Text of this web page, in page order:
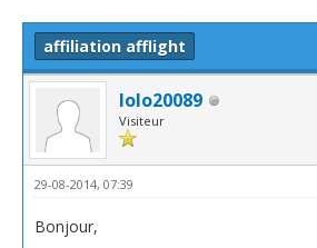
affiliation afflight
lolo20089
Visiteur
29-08-2014, 07:39
Bonjour,